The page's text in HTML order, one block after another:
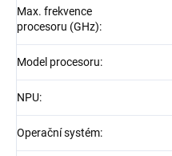
Max. frekvence
procesoru (GHz):
Model procesoru:
NPU:
Operační systém: